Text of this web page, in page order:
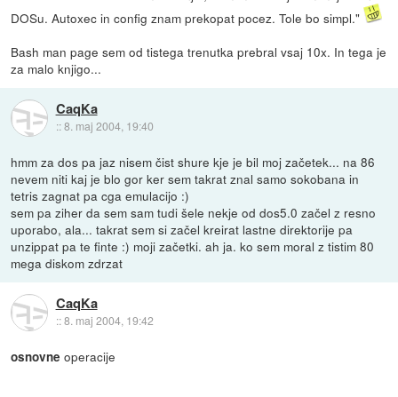
DOSu. Autoxec in config znam prekopat pocez. Tole bo simpl."
Bash man page sem od tistega trenutka prebral vsaj 10x. In tega je
za malo knjigo...
CaqKa
::8. maj 2004, 19:40
hmm za dos pa jaz nisem čist shure kje je bil moj začetek... na 86
nevem niti kaj je blo gor ker sem takrat znal samo sokobana in
tetris zagnat pa cga emulacijo :)
sem pa ziher da sem sam tudi šele nekje od dos5.0 začel z resno
uporabo, ala... takrat sem si začel kreirat lastne direktorije pa
unzippat pa te finte :) moji začetki. ah ja. ko sem moral z tistim 80
mega diskom zdrzat
CaqKa
::8. maj 2004, 19:42
osnovne operacije